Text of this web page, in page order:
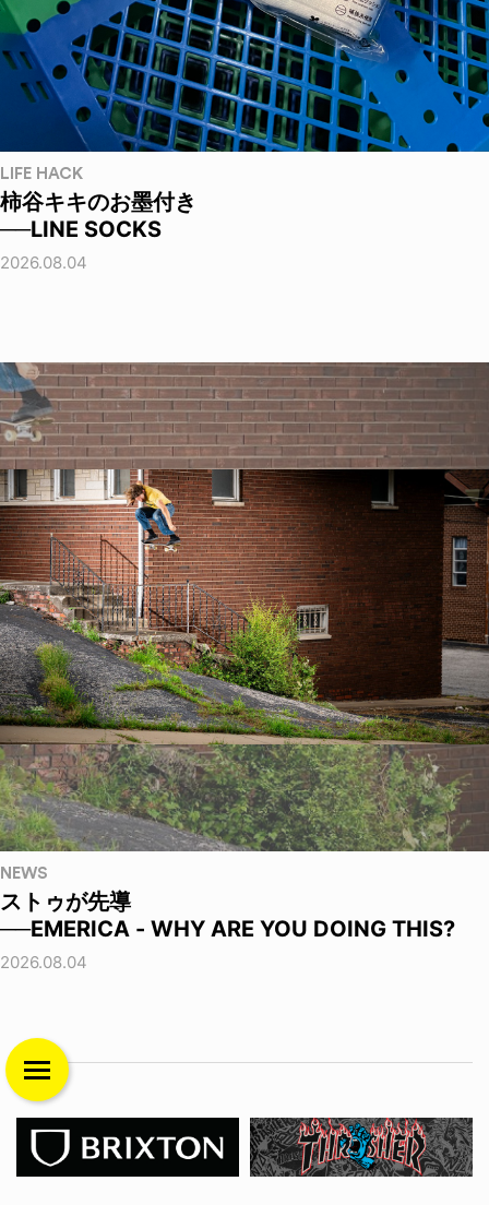
LIFE HACK
柿谷キキのお墨付き
──LINE SOCKS
2026.08.04
NEWS
ストゥが先導
──EMERICA - WHY ARE YOU DOING THIS?
2026.08.04